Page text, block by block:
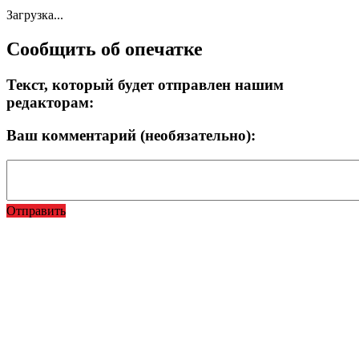
Загрузка...
Сообщить об опечатке
Текст, который будет отправлен нашим
редакторам:
Ваш комментарий (необязательно):
Отправить